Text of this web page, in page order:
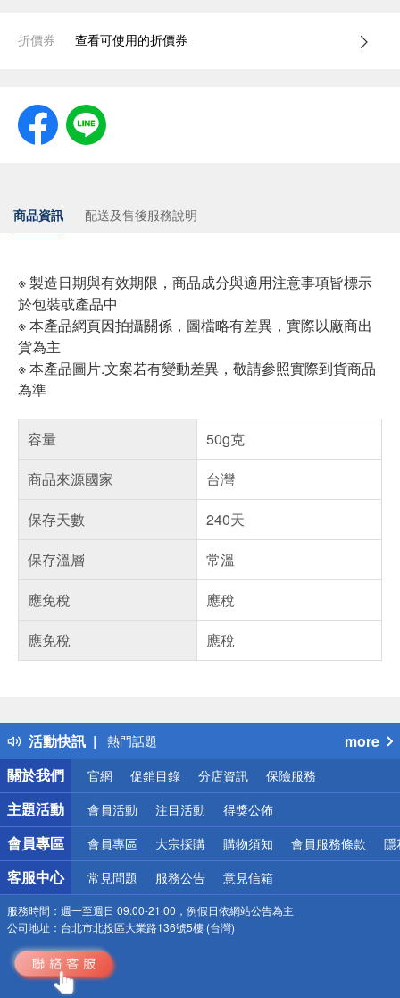
折價券 查看可使用的折價券
商品資訊 配送及售後服務說明
※ 製造日期與有效期限，商品成分與適用注意事項皆標示
於包裝或產品中
※ 本產品網頁因拍攝關係，圖檔略有差異，實際以廠商出
貨為主
※ 本產品圖片.文案若有變動差異，敬請參照實際到貨商品
為準
容量
50g克
商品來源國家
台灣
保存天數
240天
保存溫層
常溫
應免稅
應稅
應免稅
應稅
活動快訊
得獎公告
熱門話題
銀行優惠
偏遠地區配送
詐騙網頁！請小心！
more
關於我們
官網 促銷目錄 分店資訊 保險服務
主題活動 會員活動 注目活動 得獎公佈
會員專區 會員專區 大宗採購 購物須知 會員服務條款 隱
客服中心 常見問題 服務公告 意見信箱
服務時間： 週一至週日 09:00-21:00，例假日依網站公告為主
公司地址： 台北市北投區大業路136號5樓 (台灣)